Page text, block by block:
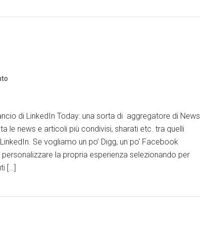
di LinkedIn Today: una sorta di aggregatore di News
le news e articoli più condivisi, sharati etc. tra quelli
Se vogliamo un po’ Digg, un po’ Facebook
la propria esperienza selezionando per
[…]